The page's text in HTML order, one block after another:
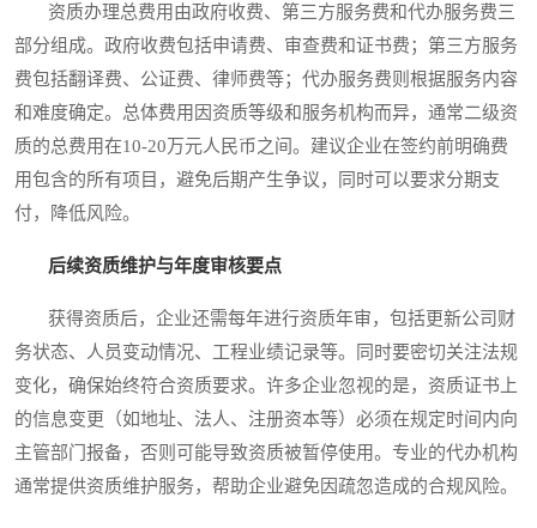
资质办理总费用由政府收费、第三方服务费和代办服务费三
部分组成。政府收费包括申请费、审查费和证书费；第三方服务
费包括翻译费、公证费、律师费等；代办服务费则根据服务内容
和难度确定。总体费用因资质等级和服务机构而异，通常二级资
质的总费用在10-20万元人民币之间。建议企业在签约前明确费
用包含的所有项目，避免后期产生争议，同时可以要求分期支
付，降低风险。
后续资质维护与年度审核要点
获得资质后，企业还需每年进行资质年审，包括更新公司财
务状态、人员变动情况、工程业绩记录等。同时要密切关注法规
变化，确保始终符合资质要求。许多企业忽视的是，资质证书上
的信息变更（如地址、法人、注册资本等）必须在规定时间内向
主管部门报备，否则可能导致资质被暂停使用。专业的代办机构
通常提供资质维护服务，帮助企业避免因疏忽造成的合规风险。